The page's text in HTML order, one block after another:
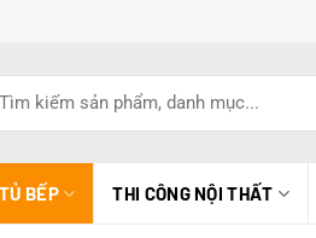
TỦ BẾP THI CÔNG NỘI THẤT